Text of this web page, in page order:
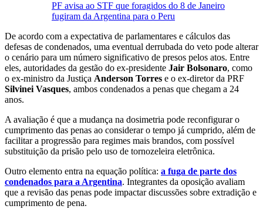
PF avisa ao STF que foragidos do 8 de Janeiro
fugiram da Argentina para o Peru
De acordo com a expectativa de parlamentares e cálculos das
defesas de condenados, uma eventual derrubada do veto pode alterar
o cenário para um número significativo de presos pelos atos. Entre
eles, autoridades da gestão do ex-presidente Jair Bolsonaro, como
o ex-ministro da Justiça Anderson Torres e o ex-diretor da PRF
Silvinei Vasques, ambos condenados a penas que chegam a 24
anos.
A avaliação é que a mudança na dosimetria pode reconfigurar o
cumprimento das penas ao considerar o tempo já cumprido, além de
facilitar a progressão para regimes mais brandos, com possível
substituição da prisão pelo uso de tornozeleira eletrônica.
Outro elemento entra na equação política: a fuga de parte dos
condenados para a Argentina. Integrantes da oposição avaliam
que a revisão das penas pode impactar discussões sobre extradição e
cumprimento de pena.